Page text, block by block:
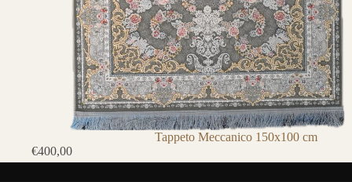
Tappeto Meccanico 150x100 cm
€400,00